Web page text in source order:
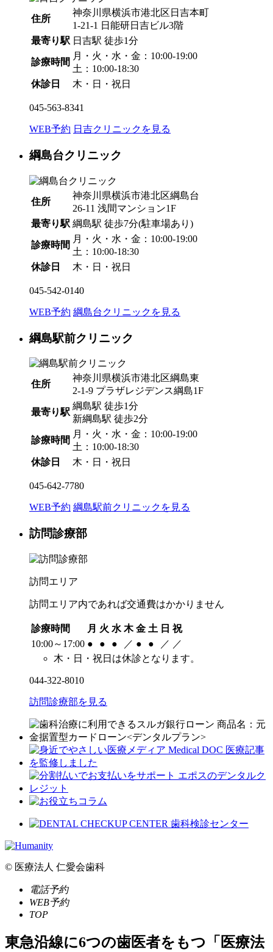
住所
神奈川県横浜市港北区日吉本町
1-21-1 日能研日吉ビル3階
最寄り駅 日吉駅 徒歩1分
診療時間
月・火・水・金：10:00-19:00
土：10:00-18:30
休診日
木・日・祝日
045-563-8341
WEB予約 日吉クリニックを見る
綱島台クリニック
住所
神奈川県横浜市港北区綱島台
26-11 浅間マンション1F
最寄り駅 綱島駅 徒歩7分(駐車場あり)
診療時間
月・火・水・金：10:00-19:00
土：10:00-18:30
休診日
木・日・祝日
045-542-0140
WEB予約 綱島台クリニックを見る
綱島駅前クリニック
住所
神奈川県横浜市港北区綱島東
2-1-9 プラザレジデンス綱島1F
最寄り駅
綱島駅 徒歩1分
新綱島駅 徒歩2分
診療時間
月・火・水・金：10:00-19:00
土：10:00-18:30
休診日
木・日・祝日
045-642-7780
WEB予約 綱島駅前クリニックを見る
訪問診療部
訪問エリア
訪問エリア内であれば交通費はかかりません
診療時間 月 火 水 木 金 土 日 祝
10:00～17:00 ● ● ● ／ ● ● ／ ／
木・日・祝日は休診となります。
044-322-8010
訪問診療部を見る
© 医療法人 仁愛会歯科
電話予約
WEB予約
TOP
東急沿線に6つの歯医者をもつ「医療法